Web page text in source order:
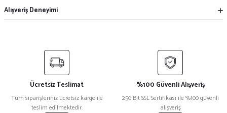
Alışveriş Deneyimi
Ücretsiz Teslimat
Tüm siparişleriniz ücretsiz kargo ile
teslim edilmektedir.
%100 Güvenli Alışveriş
250 Bit SSL Sertifikası ile %100 güvenli
alışveriş